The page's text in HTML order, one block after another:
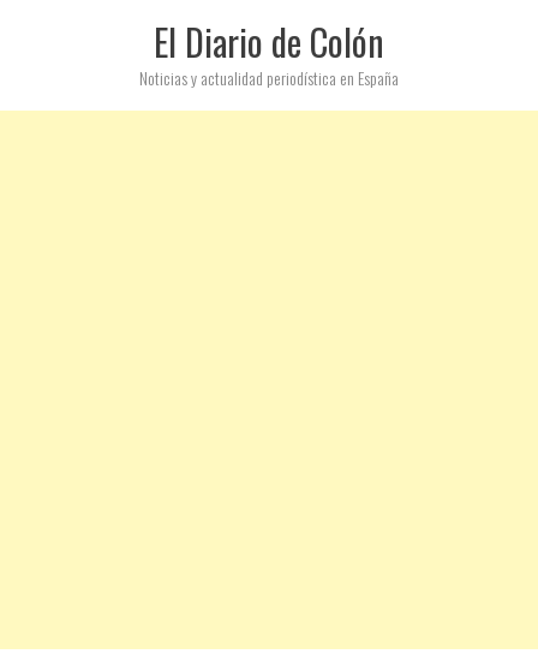
El Diario de Colón
Noticias y actualidad periodística en España